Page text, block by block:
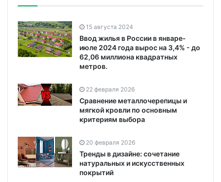
15 августа 2024
Ввод жилья в России в январе-
июле 2024 года вырос на 3,4% - до
62,06 миллиона квадратных
метров.
22 февраля 2026
Сравнение металлочерепицы и
мягкой кровли по основным
критериям выбора
20 февраля 2026
Тренды в дизайне: сочетание
натуральных и искусственных
покрытий